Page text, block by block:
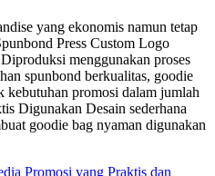
yang ekonomis namun tetap
Press Custom Logo
menggunakan proses
spunbond berkualitas, goodie
kebutuhan promosi dalam jumlah
Digunakan Desain sederhana
goodie bag nyaman digunakan